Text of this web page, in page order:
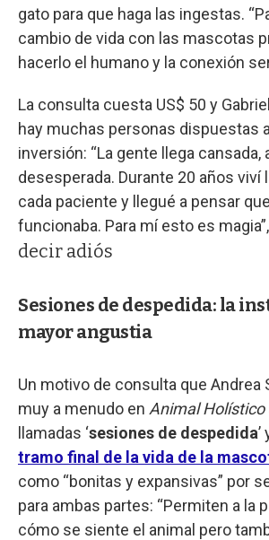
gato para que haga las ingestas.
cambio de vida con las mascotas
hacerlo el humano y la conexión
La consulta cuesta US$ 50 y
hay muchas personas dispuestas
inversión: “La gente llega cansada,
desesperada. Durante 20 años viví
cada paciente y llegué a pensar
funcionaba. Para mí esto es
decir adiós
Sesiones de despedida: la
mayor angustia
Un motivo de consulta que Andrea
muy a menudo en Animal Holístico
llamadas ‘sesiones de despedida
tramo final de la vida de la
como “bonitas y expansivas” por
para ambas partes: “Permiten a la
cómo se siente el animal pero